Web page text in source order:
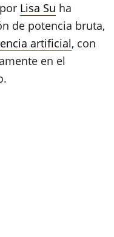
Lisa Su ha
de potencia bruta,
artificial, con
en el